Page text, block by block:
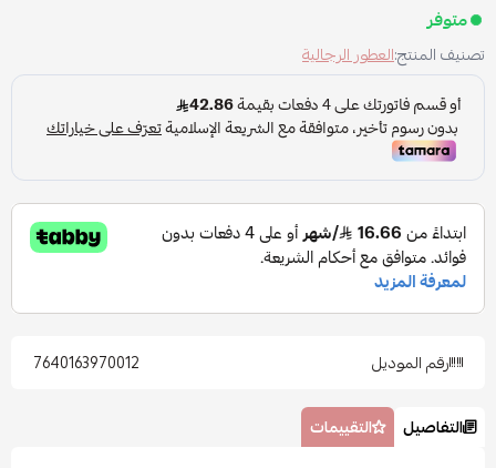
متوفر
تصنيف المنتج:العطور الرجالية
رقم الموديل 7640163970012
التفاصيل التقييمات